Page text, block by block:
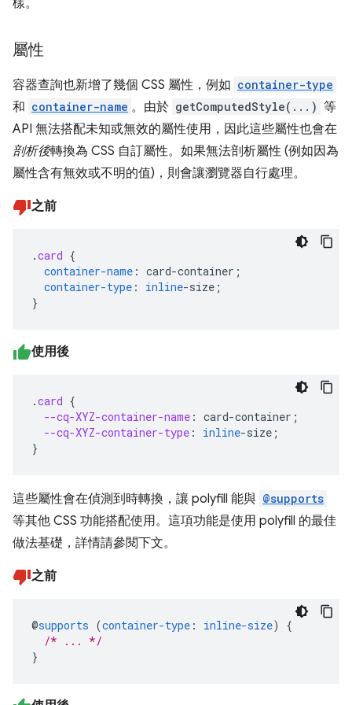
樣。
屬性
容器查詢也新增了幾個 CSS 屬性，例如 container-type
和 container-name 。由於 getComputedStyle(...) 等
API 無法搭配未知或無效的屬性使用，因此這些屬性也會在
剖析後轉換為 CSS 自訂屬性。如果無法剖析屬性 (例如因為
屬性含有無效或不明的值)，則會讓瀏覽器自行處理。
之前
.card {
container-name : card-container ;
container-type : inline-size ;
}
使用後
.card {
--cq-XYZ-container-name : card-container ;
--cq-XYZ-container-type : inline-size ;
}
這些屬性會在偵測到時轉換，讓 polyfill 能與 @supports
等其他 CSS 功能搭配使用。這項功能是使用 polyfill 的最佳
做法基礎，詳情請參閱下文。
之前
@supports (container-type : inline-size)
{
/* ... */
}